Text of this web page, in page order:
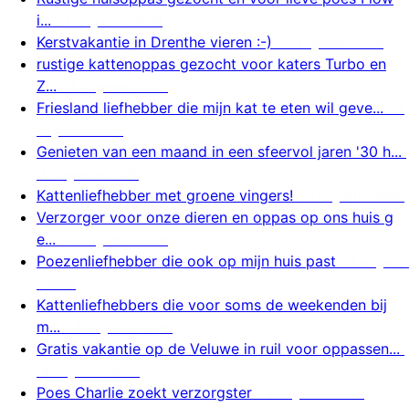
i...
Kerstvakantie in Drenthe vieren :-)
rustige kattenoppas gezocht voor katers Turbo en
Z...
Friesland liefhebber die mijn kat te eten wil geve...
Genieten van een maand in een sfeervol jaren '30 h...
Kattenliefhebber met groene vingers!
Verzorger voor onze dieren en oppas op ons huis g
e...
Poezenliefhebber die ook op mijn huis past
Kattenliefhebbers die voor soms de weekenden bij
m...
Gratis vakantie op de Veluwe in ruil voor oppassen...
Poes Charlie zoekt verzorgster